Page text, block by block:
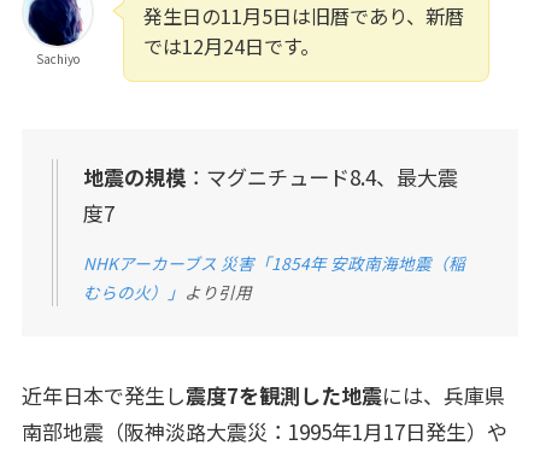
Sachiyo
発生日の11月5日は旧暦であり、新暦
では12月24日です。
地震の規模：マグニチュード8.4、最大震
度7
NHKアーカーブス 災害「1854年 安政南海地震（稲
むらの火）」 より引用
近年日本で発生し震度7を観測した地震には、兵庫県
南部地震（阪神淡路大震災：1995年1月17日発生）や